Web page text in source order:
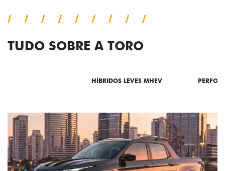
TUDO SOBRE A TORO
HÍBRIDOS LEVES MHEV